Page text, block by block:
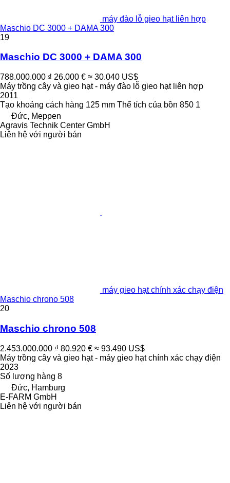
máy đào lỗ gieo hạt liên hợp
Maschio DC 3000 + DAMA 300
19
Maschio DC 3000 + DAMA 300
788.000.000 ₫ 26.000 € ≈ 30.040 US$
Máy trồng cây và gieo hạt - máy đào lỗ gieo hạt liên hợp
2011
Tạo khoảng cách hàng 125 mm Thể tích của bồn 850 1
Đức, Meppen
Agravis Technik Center GmbH
Liên hệ với người bán
máy gieo hạt chính xác chạy điện
Maschio chrono 508
20
Maschio chrono 508
2.453.000.000 ₫ 80.920 € ≈ 93.490 US$
Máy trồng cây và gieo hạt - máy gieo hạt chính xác chạy điện
2023
Số lượng hàng 8
Đức, Hamburg
E-FARM GmbH
Liên hệ với người bán